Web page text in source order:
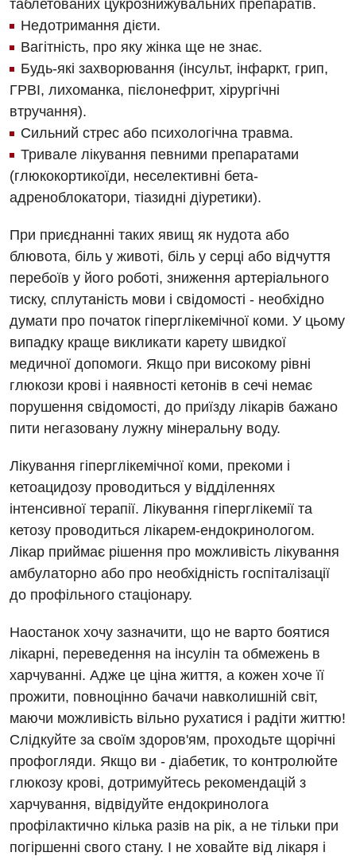
таблетованих цукрознижувальних препаратів.
Недотримання дієти.
Вагітність, про яку жінка ще не знає.
Будь-які захворювання (інсульт, інфаркт, грип,
ГРВІ, лихоманка, пієлонефрит, хірургічні
втручання).
Сильний стрес або психологічна травма.
Тривале лікування певними препаратами
(глюкокортикоїди, неселективні бета-
адреноблокатори, тіазидні діуретики).
При приєднанні таких явищ як нудота або
блювота, біль у животі, біль у серці або відчуття
перебоїв у його роботі, зниження артеріального
тиску, сплутаність мови і свідомості - необхідно
думати про початок гіперглікемічної коми. У цьому
випадку краще викликати карету швидкої
медичної допомоги. Якщо при високому рівні
глюкози крові і наявності кетонів в сечі немає
порушення свідомості, до приїзду лікарів бажано
пити негазовану лужну мінеральну воду.
Лікування гіперглікемічної коми, прекоми і
кетоацидозу проводиться у відділеннях
інтенсивної терапії. Лікування гіперглікемії та
кетозу проводиться лікарем-ендокринологом.
Лікар приймає рішення про можливість лікування
амбулаторно або про необхідність госпіталізації
до профільного стаціонару.
Наостанок хочу зазначити, що не варто боятися
лікарні, переведення на інсулін та обмежень в
харчуванні. Адже це ціна життя, а кожен хоче її
прожити, повноцінно бачачи навколишній світ,
маючи можливість вільно рухатися і радіти життю!
Слідкуйте за своїм здоров'ям, проходьте щорічні
профогляди. Якщо ви - діабетик, то контролюйте
глюкозу крові, дотримуйтесь рекомендацій з
харчування, відвідуйте ендокринолога
профілактично кілька разів на рік, а не тільки при
погіршенні свого стану. І не ховайте від лікаря і